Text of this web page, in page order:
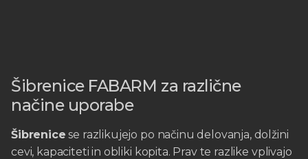
Šibrenice FABARM za različne
načine uporabe
Šibrenice se razlikujejo po načinu delovanja, dolžini
cevi, kapaciteti in obliki kopita. Prav te razlike vplivajo